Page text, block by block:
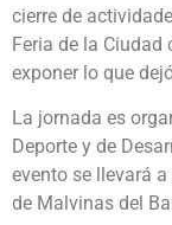
cierre de
Feria de la Ciudad
exponer lo que
La jornada es
Deporte y de
evento se llevará
de Malvinas del